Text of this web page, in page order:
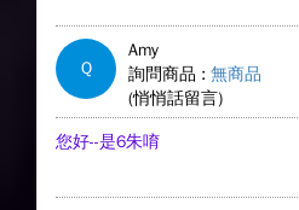
Q
Amy
詢問商品 : 無商品
(悄悄話留言)
您好--是6朱唷